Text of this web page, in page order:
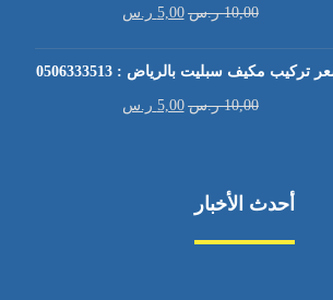
10,00 ر.س 5,00 ر.س
تركيب مكيف سبليت بالرياض : 0506333513
10,00 ر.س 5,00 ر.س
أحدث الأخبار